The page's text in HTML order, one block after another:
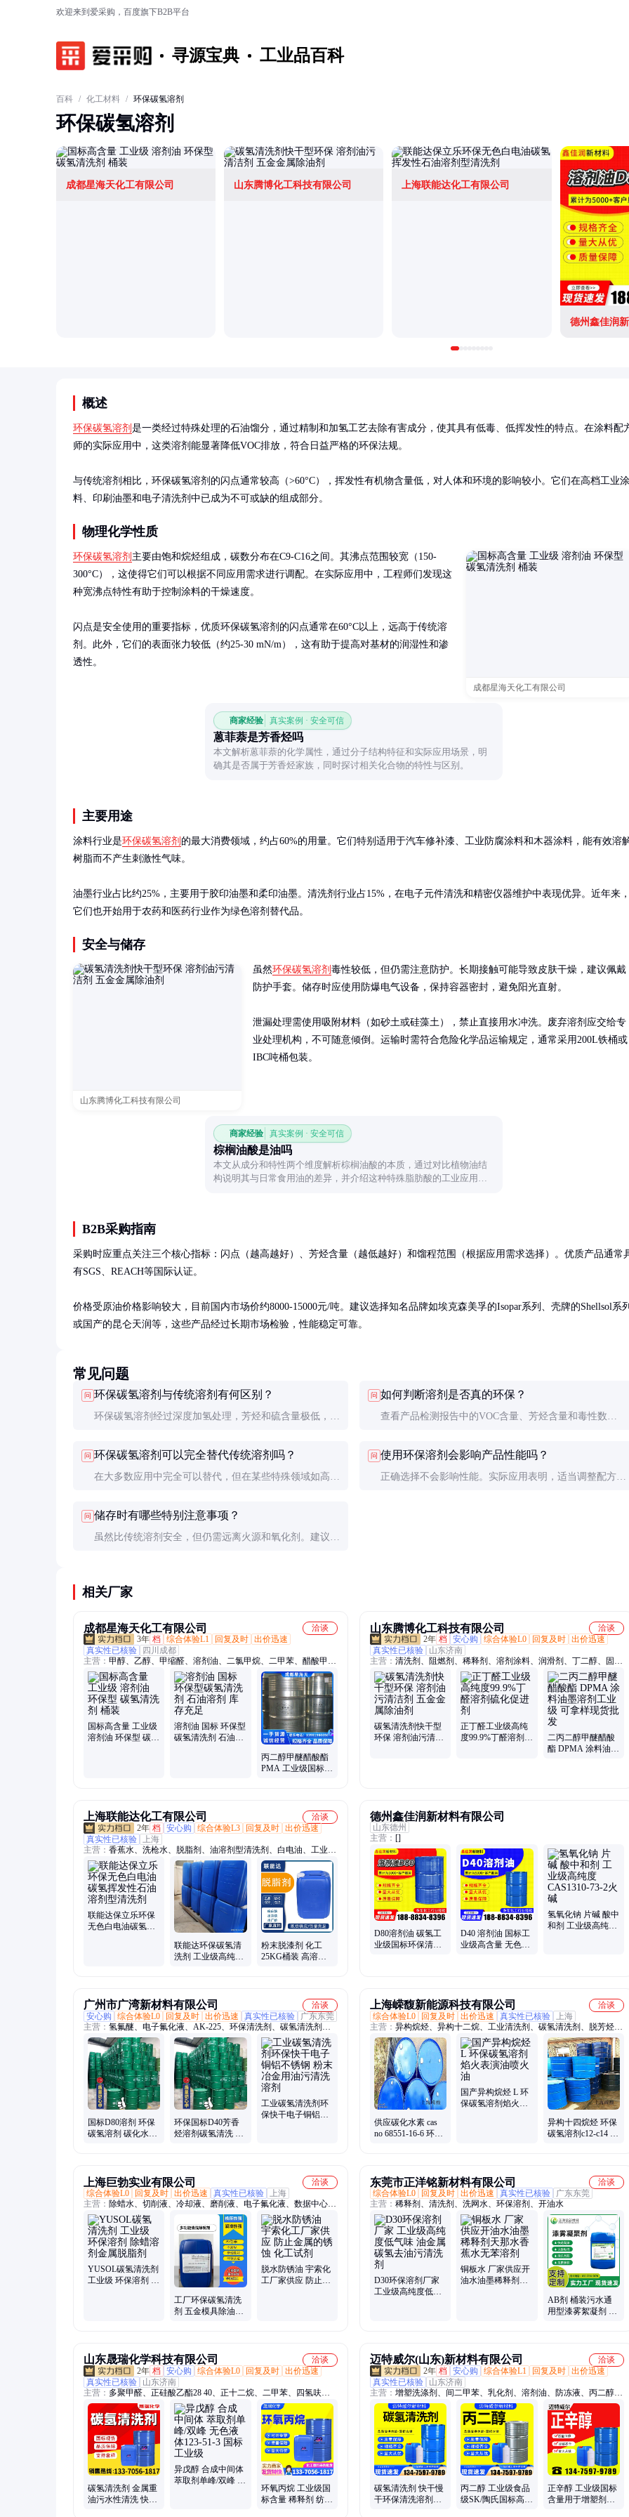
欢迎来到爱采购，百度旗下B2B平台
寻源宝典 工业品百科
百科 / 化工材料 / 环保碳氢溶剂
环保碳氢溶剂
成都星海天化工有限公司 山东腾博化工科技有限公司 上海联能达化工有限公司
德州鑫佳润
概述
环保碳氢溶剂 是一类经过特殊处理的石油馏分，通过精制和加氢工艺去除有害成分，使其具有低毒、低挥发性的特点。在涂料配
师的实际应用中，这类溶剂能显著降低VOC排放，符合日益严格的环保法规。
与传统溶剂相比，环保碳氢溶剂的闪点通常较高（>60°C），挥发性有机物含量低，对人体和环境的影响较小。它们在高档工业涂
料、印刷油墨和电子清洗剂中已成为不可或缺的组成部分。
物理化学性质
成都星海天化工有限公司
环保碳氢溶剂 主要由饱和烷烃组成，碳数分布在C9-C16之间。其沸点范围较宽（150-
300°C），这使得它们可以根据不同应用需求进行调配。在实际应用中，工程师们发现这
种宽沸点特性有助于控制涂料的干燥速度。
闪点是安全使用的重要指标，优质环保碳氢溶剂的闪点通常在60°C以上，远高于传统溶
剂。此外，它们的表面张力较低（约25-30 mN/m），这有助于提高对基材的润湿性和渗
透性。
商家经验 真实案例 · 安全可信
蒽菲萘是芳香烃吗
本文解析蒽菲萘的化学属性，通过分子结构特征和实际应用场景，明
确其是否属于芳香烃家族，同时探讨相关化合物的特性与区别。
主要用途
涂料行业是环保碳氢溶剂 的最大消费领域，约占60%的用量。它们特别适用于汽车修补漆、工业防腐涂料和木器涂料，能有效溶
树脂而不产生刺激性气味。
油墨行业占比约25%，主要用于胶印油墨和柔印油墨。清洗剂行业占15%，在电子元件清洗和精密仪器维护中表现优异。近年来
它们也开始用于农药和医药行业作为绿色溶剂替代品。
安全与储存
山东腾博化工科技有限公司
虽然环保碳氢溶剂 毒性较低，但仍需注意防护。长期接触可能导致皮肤干燥，建议佩戴
防护手套。储存时应使用防爆电气设备，保持容器密封，避免阳光直射。
泄漏处理需使用吸附材料（如砂土或硅藻土），禁止直接用水冲洗。废弃溶剂应交给专
业处理机构，不可随意倾倒。运输时需符合危险化学品运输规定，通常采用200L铁桶或
IBC吨桶包装。
商家经验 真实案例 · 安全可信
棕榈油酸是油吗
本文从成分和特性两个维度解析棕榈油酸的本质，通过对比植物油结
构说明其与日常食用油的差异，并介绍这种特殊脂肪酸的工业应用场
B2B采购指南
采购时应重点关注三个核心指标：闪点（越高越好）、芳烃含量（越低越好）和馏程范围（根据应用需求选择）。优质产品通常
有SGS、REACH等国际认证。
价格受原油价格影响较大，目前国内市场价约8000-15000元/吨。建议选择知名品牌如埃克森美孚的Isopar系列、壳牌的Shellsol系
或国产的昆仑天润等，这些产品经过长期市场检验，性能稳定可靠。
常见问题
问 环保碳氢溶剂与传统溶剂有何区别？
环保碳氢溶剂经过深度加氢处理，芳烃和硫含量极低，毒
对健康和环境危害大。
问 如何判断溶剂是否真的环保？
查看产品检测报告中的VOC含量、芳烃含量和毒性数
格标准。
问 环保碳氢溶剂可以完全替代传统溶剂吗？
在大多数应用中完全可以替代，但在某些特殊领域如高极
问 使用环保溶剂会影响产品性能吗？
正确选择不会影响性能。实际应用表明，适当调整配方
问 储存时有哪些特别注意事项？
虽然比传统溶剂安全，但仍需远离火源和氧化剂。建议使
相关厂家
成都星海天化工有限公司
洽谈
3年 档 综合体验L1 回复及时 出价迅速
真实性已核验
四川成都
主营： 甲醇、乙醇、甲缩醛、溶剂油、二氯甲烷、二甲苯、醋酸甲
酯、醋酸乙酯、醋酸丁酯、醋酸仲丁酯、碳酸二甲酯、二氯乙烷、异
丙醇、磷酸、乙二醇丁醚、二乙二醇丁醚、乙二醇、丙二醇甲醚、丙
二醇甲醚醋酸酯、工业酒精、醋酸、防白水、稀释剂、环己酮、正丁
醇
国标高含量 工业级
溶剂油 环保型 碳氢
溶剂油 国标 环保型
碳氢清洗剂 石油溶
丙二醇甲醚醋酸酯
PMA 工业级国标原
山东腾博化工科技有限公司
洽谈
2年 档 安心购 综合体验L0 回复及时 出价迅速
真实性已核验
山东济南
主营： 清洗剂、阻燃剂、稀释剂、溶剂涂料、润滑剂、丁二醇、固化
剂、丙三醇、助焊剂、甲酸钠、三乙二醇、聚乙二醇、纺织助剂、印
染助剂、皮革助剂、橡胶涂料、涂料油墨、二乙二醇、异氰酸酯、防
水乳液、碳酸丙烯酯、定制碳酸钾、碳酸二甲酯、清洗去油剂、塑料
增塑剂
碳氢清洗剂快干型
环保 溶剂油污清洁
正丁醛工业级高纯
度99.9%丁醛溶剂硫
二丙二醇甲醚醋酸
酯 DPMA 涂料油墨
上海联能达化工有限公司
洽谈
2年 档 安心购 综合体验L3 回复及时 出价迅速
真实性已核验
上海
主营： 香蕉水、洗枪水、脱脂剂、油溶剂型清洗剂、白电油、工业酒
精、去渍油、四氯乙烯、天那水、脱漆剂、无味煤油、石油醚、无水
乙醇、铝合金清洗剂、甲醇、二氯甲烷、防锈剂、不锈钢清洗剂、二
甲基甲酰胺DMF
联能达保立乐环保
无色白电油碳氢挥
联能达环保碳氢清
洗剂 工业级高纯度
粉末脱漆剂 化工
25KG桶装 高溶解
德州鑫佳润新材料有限公司
山东德州
主营： []
D80溶剂油 碳氢工
业级国标环保清洗
D40 溶剂油 国标工
业级高含量 无色液
氢氧化钠 片碱 酸中
和剂 工业级高纯度
广州市广湾新材料有限公司
洽谈
安心购
综合体验L0 回复及时 出价迅速 真实性已核验
广东东莞
主营： 氢氟醚、电子氟化液、AK-225、环保清洗剂、碳氢清洗剂、
六氯丙烯二聚体、六氟丙烯三聚体、3M电子氟化液、HFC-365mfc、
PCBA洗板水、马达转子清洗剂、防锈清洗剂、微电机转子清洗剂、
干洗油、粉末冶金清洗剂、工业清洗剂、电子清洗剂、医疗器械清洗
剂、HCFC-141b、正溴丙烷、甲基吡咯烷酮、无水乙醇、异丙醇、成
品油、甲醇乙醇汽油
国标D80溶剂 环保
碳氢溶剂 碳化水素
环保国标D40芳香
烃溶剂碳氢清洗 1
工业碳氢清洗剂环
保快干电子铜铝不
上海嵘馥新能源科技有限公司
洽谈
综合体验L0
回复及时 出价迅速 真实性已核验
上海
主营： 异构烷烃、异构十二烷、工业清洗剂、碳氢清洗剂、脱芳烃溶
剂油、芳烃溶剂、D60溶剂油、D40溶剂油、D80溶剂油、D30溶剂
油、D100溶剂油、油墨溶剂、异构十六烷、IP clean Lx、工业白油
供应碳化水素 cas
no 68551-16-6 环保
国产异构烷烃 L 环
保碳氢溶剂焰火表
异构十四烷烃 环保
碳氢溶剂c12-c14 日
上海巨勃实业有限公司
洽谈
综合体验L0
回复及时 出价迅速 真实性已核验
上海
主营： 除蜡水、切削液、冷却液、磨削液、电子氟化液、数据中心液
冷、拉伸油、脱膜剂、除垢剂、克鲁勃、清洗剂、润滑油、除油剂、
防锈油、脱脂剂、防锈剂、切削油、去除剂、除腊水、清洁剂、金属
涂刷、晶圆清洗剂、光刻胶清洗液、氢氟醚、钢网清洗剂
YUSOL碳氢清洗剂
工业级 环保溶剂 除
工厂环保碳氢清洗
剂 五金模具除油污
脱水防锈油 宇索化
工厂家供应 防止金
东莞市正洋铭新材料有限公司
洽谈
综合体验L0
回复及时 出价迅速 真实性已核验
广东东莞
主营： 稀释剂、清洗剂、洗网水、环保溶剂、开油水
D30环保溶剂厂家
工业级高纯度低气
铜板水 厂家供应开
油水油墨稀释剂天
AB剂 桶装污水通
用型漆雾絮凝剂 凝
山东晟瑞化学科技有限公司
洽谈
2年 档 安心购 综合体验L0 回复及时 出价迅速
真实性已核验
山东济南
主营： 多聚甲醛、正硅酸乙酯28 40、正十二烷、二甲苯、四氢呋
喃、液体丁腈橡胶、乙二醛、四氯乙烯、三氯乙烯、环己酮、环己
胺、二甲基甲酰胺、二甲基乙酰胺、航空煤油、石油醚、糠醛、亚氯
酸钠、铬酸酐、顺酐、保险粉、无水乙醇、异丙醇、二氯甲烷、醋酸
乙酯、醋酸甲酯
碳氢清洗剂 金属重
油污水性清洗 快干
异戊醇 合成中间体
萃取剂单峰/双峰 无
环氧丙烷 工业级国
标含量 稀释剂 纺织
迈特威尔(山东)新材料有限公司
洽谈
2年 档 安心购 综合体验L1 回复及时 出价迅速
真实性已核验
山东济南
主营： 增塑洗涤剂、间二甲苯、乳化剂、溶剂油、防冻液、丙二醇、
三甲苯、苯乙烯、钛酸四丁酯、甲醇、乙醇、仲辛醇、异丙醇、85磷
酸、碳酸丙烯酯、甲基丙烯酸、丙烯酸羟乙酯、二甲苯、脂肪酸甲
酯、甲酸、氨水、丙烯酸、草酸、聚乙二醇
碳氢清洗剂 快干慢
干环保清洗溶剂去
丙二醇 工业级食品
级SK/陶氏国标高含
正辛醇 工业级国标
含量用于增塑剂萃